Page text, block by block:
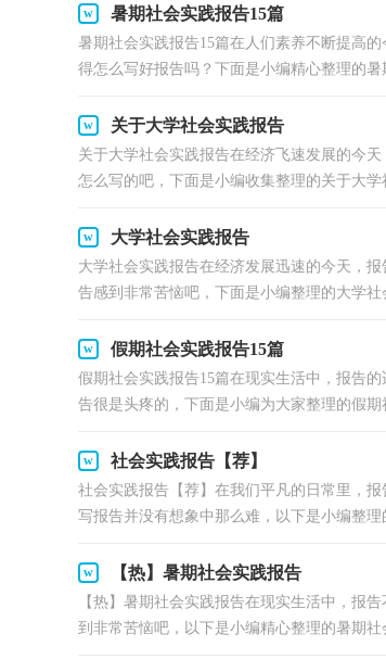
暑期社会实践报告15篇
暑期社会实践报告15篇在人们素养不断提高
得怎么写好报告吗？下面是小编精心整理的
关于大学社会实践报告
关于大学社会实践报告在经济飞速发展的今
怎么写的吧，下面是小编收集整理的关于大
大学社会实践报告
大学社会实践报告在经济发展迅速的今天，
告感到非常苦恼吧，下面是小编整理的大学
假期社会实践报告15篇
假期社会实践报告15篇在现实生活中，报告
告很是头疼的，下面是小编为大家整理的假
社会实践报告【荐】
社会实践报告【荐】在我们平凡的日常里，
写报告并没有想象中那么难，以下是小编整
【热】暑期社会实践报告
【热】暑期社会实践报告在现实生活中，报
到非常苦恼吧，以下是小编精心整理的暑期